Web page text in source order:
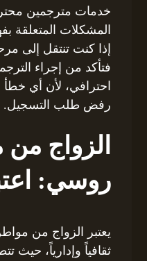
خدمات مترجمين
المشكلات المتعلقة
إذا كنت تنتقل إلى
فتأكد من إجراء
احترافي، لأن أي خطأ
رفض طلب التسجيل.
الزواج
روسي:
يعتبر الزواج من
ثقافياً وإدارياً، حيث